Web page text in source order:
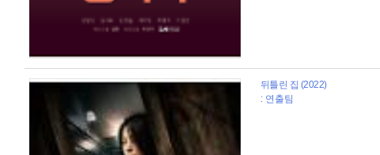
뒤틀린 집 (2022)
: 연출팀